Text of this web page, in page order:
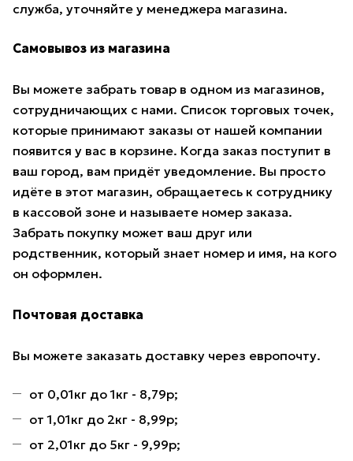
служба, уточняйте у менеджера магазина.
Самовывоз из магазина
Вы можете забрать товар в одном из магазинов,
сотрудничающих с нами. Список торговых точек,
которые принимают заказы от нашей компании
появится у вас в корзине. Когда заказ поступит в
ваш город, вам придёт уведомление. Вы просто
идёте в этот магазин, обращаетесь к сотруднику
в кассовой зоне и называете номер заказа.
Забрать покупку может ваш друг или
родственник, который знает номер и имя, на кого
он оформлен.
Почтовая доставка
Вы можете заказать доставку через европочту.
от 0,01кг до 1кг - 8,79р;
от 1,01кг до 2кг - 8,99р;
от 2,01кг до 5кг - 9,99р;